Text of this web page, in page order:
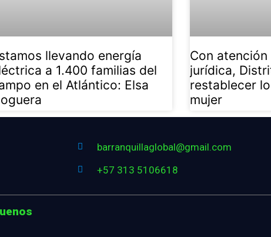
llevando energía
a 1.400 familias del
en el Atlántico: Elsa
Con
jurídica,
restablecer
mujer
barranquillaglobal@gmail.com
+57 313 5106618